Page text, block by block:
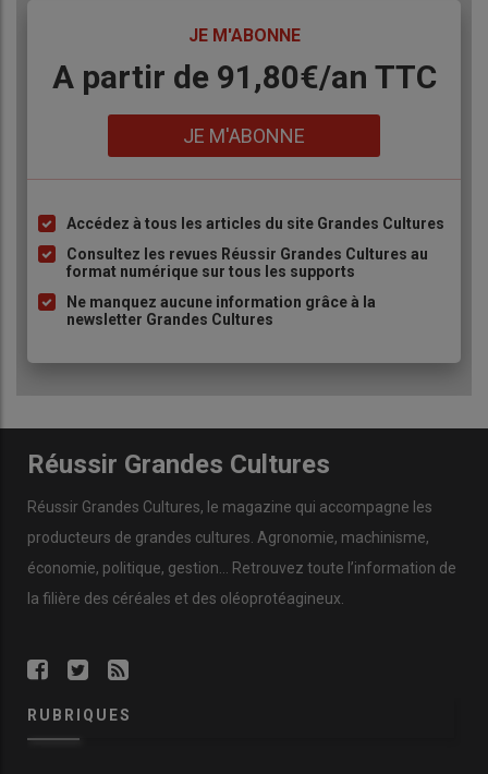
JE M'ABONNE
Body
A partir de 91,80€/an​ TTC
JE M'ABONNE
Liste
à
puce
Accédez à tous les articles du site Grandes Cultures
Consultez les revues Réussir Grandes Cultures au
format numérique sur tous les supports
Ne manquez aucune information grâce à la
newsletter Grandes Cultures
Réussir Grandes Cultures
Réussir Grandes Cultures, le magazine qui accompagne les
producteurs de grandes cultures Agronomie, machinisme,
économie, politique, gestion … Retrouvez toute l’information de
la filière des céréales et des oléoprotéagineux
RUBRIQUES